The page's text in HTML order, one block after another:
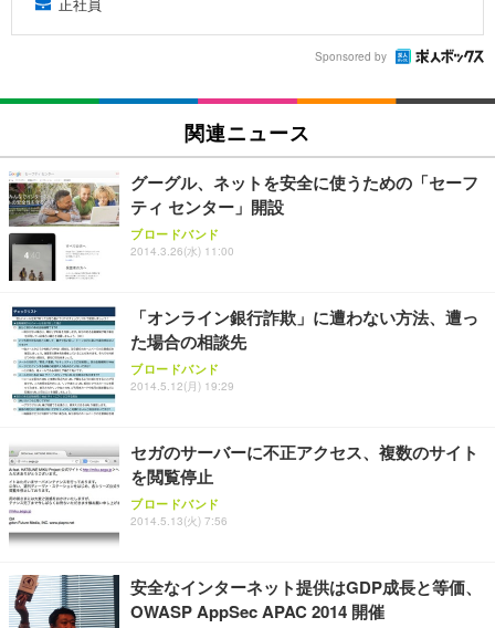
Sponsored by
関連ニュース
グーグル、ネットを安全に使うための「セーフ
ティ センター」開設
ブロードバンド
2014.3.26(水) 11:00
「オンライン銀行詐欺」に遭わない方法、遭っ
た場合の相談先
ブロードバンド
2014.5.12(月) 19:29
セガのサーバーに不正アクセス、複数のサイト
を閲覧停止
ブロードバンド
2014.5.13(火) 7:56
安全なインターネット提供はGDP成長と等価、
OWASP AppSec APAC 2014 開催